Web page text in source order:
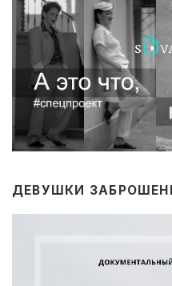
ДЕВУШКИ